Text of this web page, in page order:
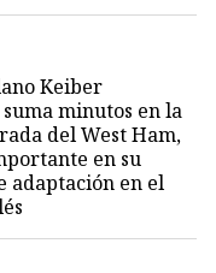
Keiber
minutos en la
del West Ham,
en su
adaptación en el